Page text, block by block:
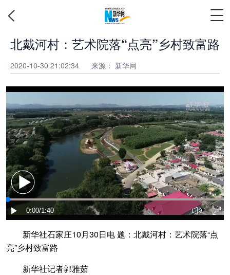
北戴河村：艺术院落“点亮”乡村致富路
2020-10-30 21:02:34 来源： 新华网
新华社石家庄10月30日电 题：北戴河村：艺术院落“点
亮”乡村致富路
新华社记者郭雅茹